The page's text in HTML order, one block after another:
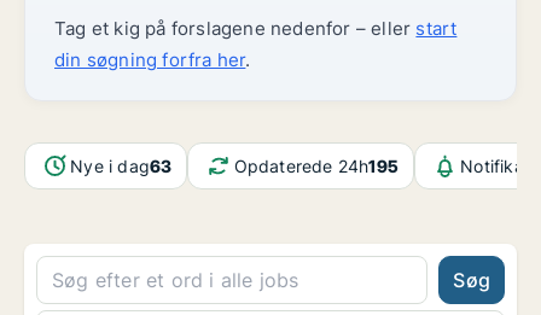
Tag et kig på forslagene nedenfor – eller start
din søgning forfra her.
Nye i dag63 Opdaterede 24h195
Søg